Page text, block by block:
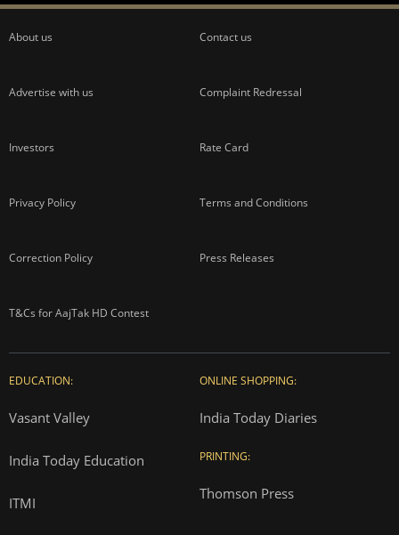
About us Contact us
Advertise with us Complaint Redressal
Investors Rate Card
Privacy Policy Terms and Conditions
Correction Policy Press Releases
T&Cs for AajTak HD Contest
EDUCATION:
Vasant Valley
India Today Education
ITMI
ONLINE SHOPPING:
India Today Diaries
PRINTING:
Thomson Press